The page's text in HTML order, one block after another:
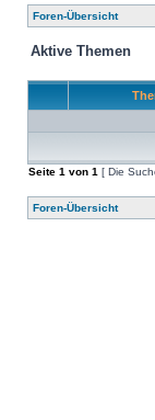
Foren-Übersicht
Aktive Themen
Seite 1 von 1 [ Die
Foren-Übersicht